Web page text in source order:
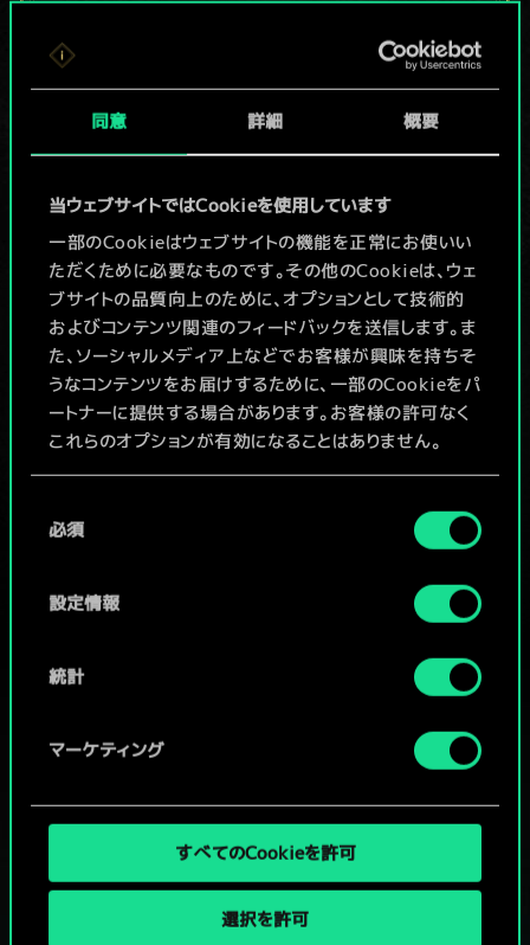
同意 詳細 概要
当ウェブサイトではCookieを使用しています
一部のCookieはウェブサイトの機能を正常にお使いい
ただくために必要なものです。その他のCookieは、ウェ
ブサイトの品質向上のために、オプションとして技術的
およびコンテンツ関連のフィードバックを送信します。ま
た、ソーシャルメディア上などでお客様が興味を持ちそ
うなコンテンツをお届けするために、一部のCookieをパ
ートナーに提供する場合があります。お客様の許可なく
これらのオプションが有効になることはありません。
詳細は、下記の「設定」メニューでご確認ください。
必須
設定情報
統計
マーケティング
すべてのCookieを許可
選択を許可
現在はまだこれし
か共有デッキがあ
りませんが、
続々追加中！
デッキ名入力＆ガイドを作成
デッキを編集
/